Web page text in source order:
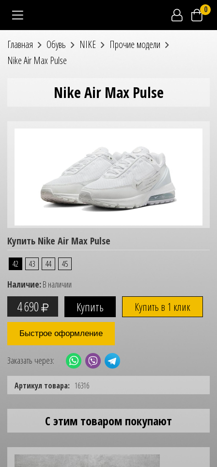
0
Главная Обувь NIKE
Прочие модели
Nike Air Max Pulse
Nike Air Max Pulse
Купить Nike Air Max Pulse
42 43 44 45
Наличие:В наличии
4 690 Купить в 1 клик
Быстрое оформление
Заказать через:
Артикул товара: 16316
С этим товаром покупают